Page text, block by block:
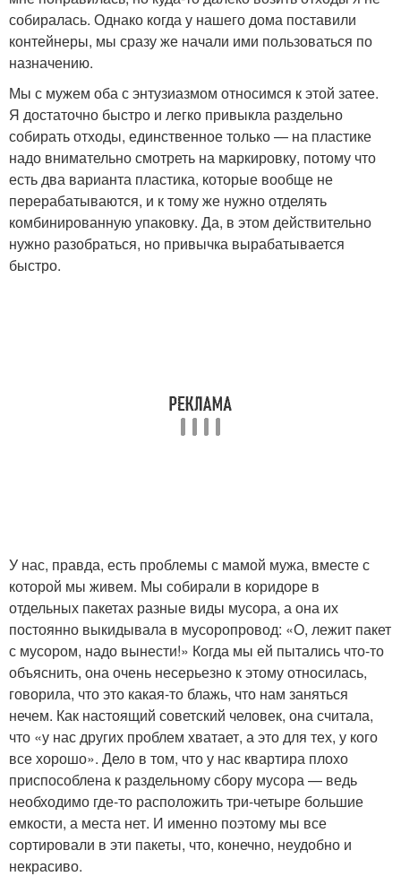
собиралась. Однако когда у нашего дома поставили
контейнеры, мы сразу же начали ими пользоваться по
назначению.
Мы с мужем оба с энтузиазмом относимся к этой затее.
Я достаточно быстро и легко привыкла раздельно
собирать отходы, единственное только — на пластике
надо внимательно смотреть на маркировку, потому что
есть два варианта пластика, которые вообще не
перерабатываются, и к тому же нужно отделять
комбинированную упаковку. Да, в этом действительно
нужно разобраться, но привычка вырабатывается
быстро.
У нас, правда, есть проблемы с мамой мужа, вместе с
которой мы живем. Мы собирали в коридоре в
отдельных пакетах разные виды мусора, а она их
постоянно выкидывала в мусоропровод: «О, лежит пакет
с мусором, надо вынести!» Когда мы ей пытались что-то
объяснить, она очень несерьезно к этому относилась,
говорила, что это какая-то блажь, что нам заняться
нечем. Как настоящий советский человек, она считала,
что «у нас других проблем хватает, а это для тех, у кого
все хорошо». Дело в том, что у нас квартира плохо
приспособлена к раздельному сбору мусора — ведь
необходимо где-то расположить три-четыре большие
емкости, а места нет. И именно поэтому мы все
сортировали в эти пакеты, что, конечно, неудобно и
некрасиво.